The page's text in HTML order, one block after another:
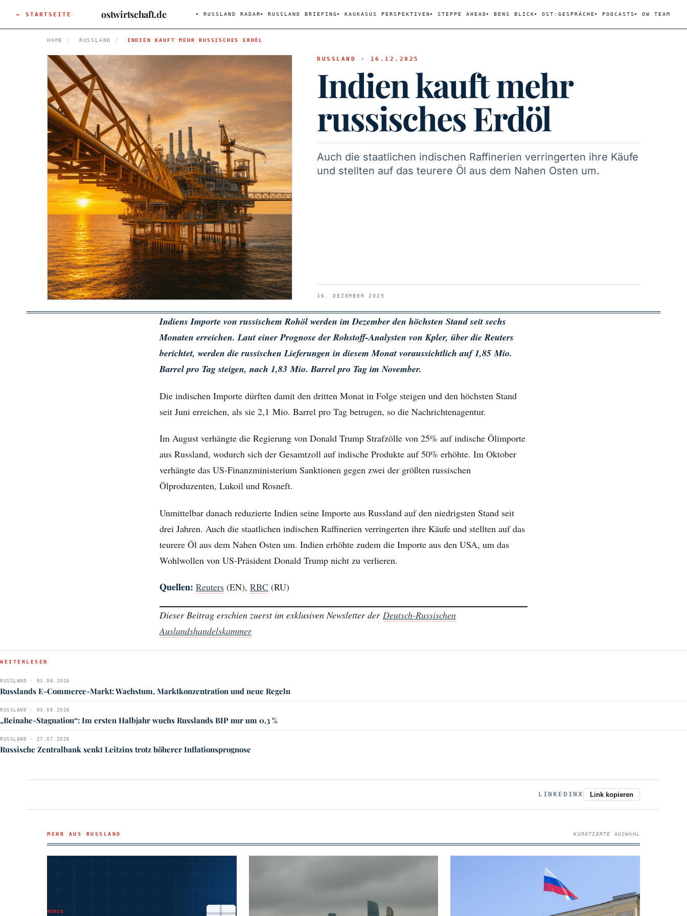
← STARTSEITE ostwirtschaft.de RUSSLAND RADAR RUSSLAND BRIEFING KAUKASUS PERSPEKTIVEN STEPPE AHEAD BENS BLICK OST:GESPRÄCHE PODCASTS OW TEAM
HOME / RUSSLAND / INDIEN KAUFT MEHR RUSSISCHES ERDÖL
RUSSLAND · 16.12.2025
Indien kauft mehr
russisches Erdöl
Auch die staatlichen indischen Raffinerien verringerten ihre Käufe
und stellten auf das teurere Öl aus dem Nahen Osten um.
16. DEZEMBER 2025
Indiens Importe von russischem Rohöl werden im Dezember den höchsten Stand seit sechs
Monaten erreichen. Laut einer Prognose der Rohstoff-Analysten von Kpler, über die Reuters
berichtet, werden die russischen Lieferungen in diesem Monat voraussichtlich auf 1,85 Mio.
Barrel pro Tag steigen, nach 1,83 Mio. Barrel pro Tag im November.
Die indischen Importe dürften damit den dritten Monat in Folge steigen und den höchsten Stand
seit Juni erreichen, als sie 2,1 Mio. Barrel pro Tag betrugen, so die Nachrichtenagentur.
Im August verhängte die Regierung von Donald Trump Strafzölle von 25% auf indische Ölimporte
aus Russland, wodurch sich der Gesamtzoll auf indische Produkte auf 50% erhöhte. Im Oktober
verhängte das US-Finanzministerium Sanktionen gegen zwei der größten russischen
Ölproduzenten, Lukoil und Rosneft.
Unmittelbar danach reduzierte Indien seine Importe aus Russland auf den niedrigsten Stand seit
drei Jahren. Auch die staatlichen indischen Raffinerien verringerten ihre Käufe und stellten auf das
teurere Öl aus dem Nahen Osten um. Indien erhöhte zudem die Importe aus den USA, um das
Wohlwollen von US-Präsident Donald Trump nicht zu verlieren.
Quellen: Reuters (EN), RBC (RU)
Dieser Beitrag erschien zuerst im exklusiven Newsletter der Deutsch-Russischen
Auslandshandelskammer
WEITERLESEN
RUSSLAND · 03.08.2026
Russlands E-Commerce-Markt: Wachstum, Marktkonzentration und neue Regeln
RUSSLAND · 03.08.2026
„Beinahe-Stagnation“: Im ersten Halbjahr wuchs Russlands BIP nur um 0,3 %
RUSSLAND · 27.07.2026
Russische Zentralbank senkt Leitzins trotz höherer Inflationsprognose
LINKEDINX Link kopieren
MEHR AUS RUSSLAND KURATIERTE AUSWAHL